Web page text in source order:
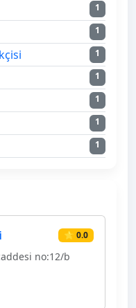
1
1
1
1
1
1
1
⭐ 0.0
no:12/b